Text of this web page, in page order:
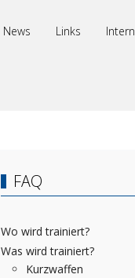
News Links Intern
FAQ
Wo wird trainiert?
Was wird trainiert?
Kurzwaffen